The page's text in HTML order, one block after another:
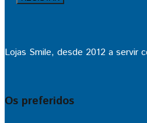
Lojas Smile, desde 2012 a servir
Os preferidos